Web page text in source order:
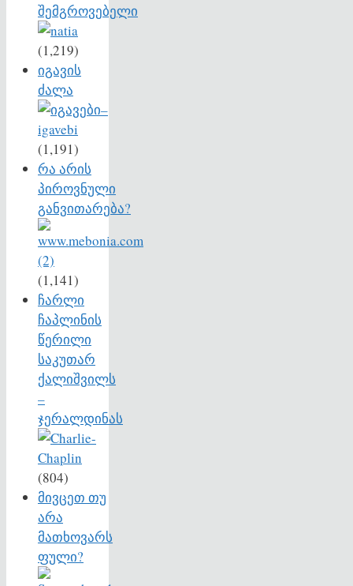
შემგროვებელი
(1,219)
იგავის
ძალა
(1,191)
რა არის
პიროვნული
განვითარება?
(1,141)
ჩარლი
ჩაპლინის
წერილი
საკუთარ
ქალიშვილს
–
ჯერალდინას
(804)
მივცეთ თუ
არა
მათხოვარს
ფული?